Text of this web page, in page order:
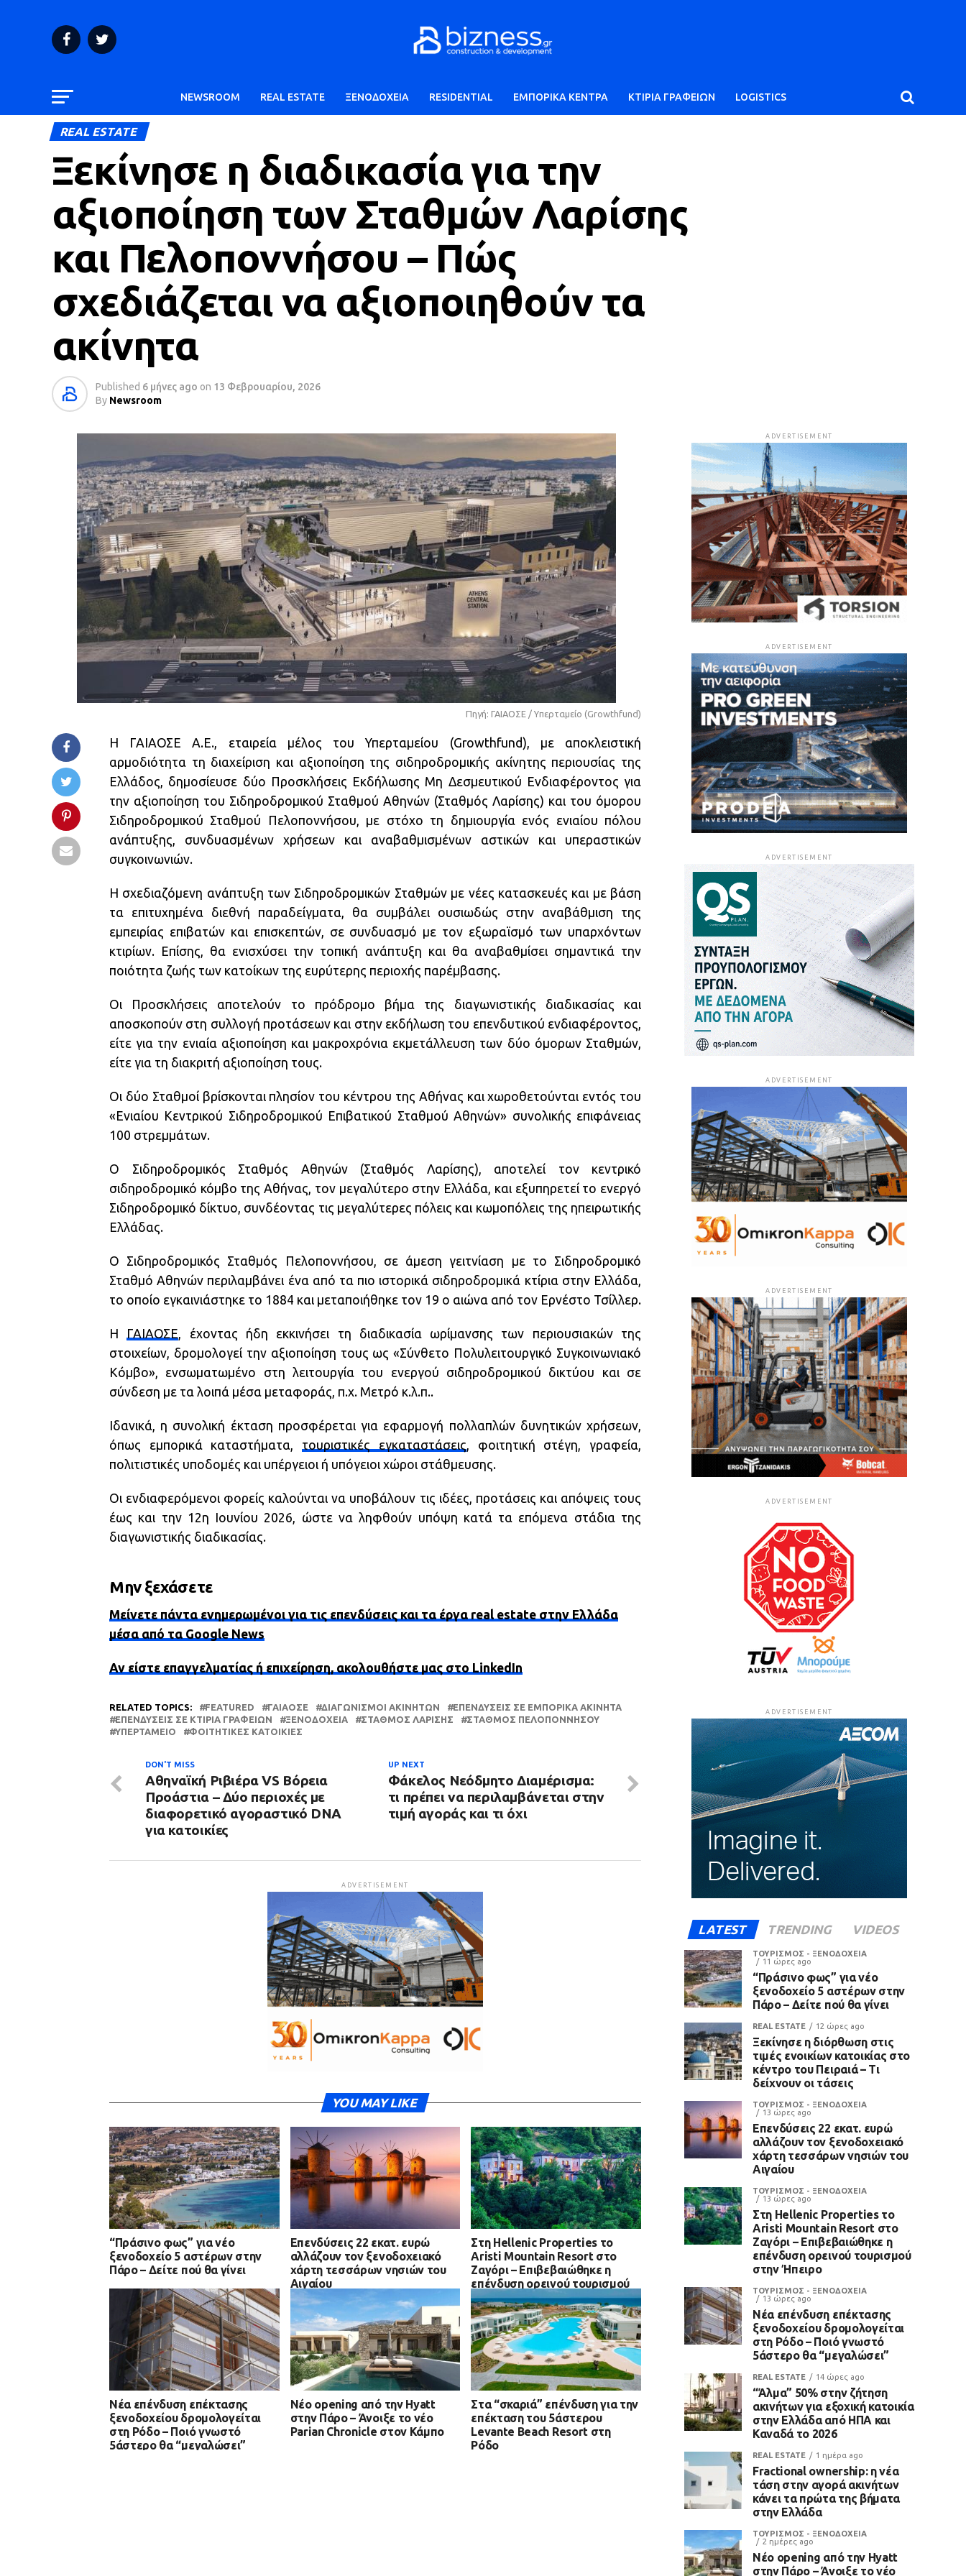
NEWSROOM REAL ESTATE ΞΕΝΟΔΟΧΕΙΑ RESIDENTIAL ΕΜΠΟΡΙΚΑ ΚΕΝΤΡΑ ΚΤΙΡΙΑ ΓΡΑΦΕΙΩΝ LOGISTICS
REAL ESTATE
Ξεκίνησε η διαδικασία για την
αξιοποίηση των Σταθμών Λαρίσης
και Πελοποννήσου – Πώς
σχεδιάζεται να αξιοποιηθούν τα
ακίνητα
Published 6 μήνες ago on 13 Φεβρουαρίου, 2026
By Newsroom
Πηγή: ΓΑΙΑΟΣΕ / Υπερταμείο (Growthfund)
Η ΓΑΙΑΟΣΕ Α.Ε., εταιρεία μέλος του Υπερταμείου (Growthfund), με αποκλειστική
αρμοδιότητα τη διαχείριση και αξιοποίηση της σιδηροδρομικής ακίνητης περιουσίας της
Ελλάδος, δημοσίευσε δύο Προσκλήσεις Εκδήλωσης Μη Δεσμευτικού Ενδιαφέροντος για
την αξιοποίηση του Σιδηροδρομικού Σταθμού Αθηνών (Σταθμός Λαρίσης) και του όμορου
Σιδηροδρομικού Σταθμού Πελοποννήσου, με στόχο τη δημιουργία ενός ενιαίου πόλου
ανάπτυξης, συνδυασμένων χρήσεων και αναβαθμισμένων αστικών και υπεραστικών
συγκοινωνιών.
Η σχεδιαζόμενη ανάπτυξη των Σιδηροδρομικών Σταθμών με νέες κατασκευές και με βάση
τα επιτυχημένα διεθνή παραδείγματα, θα συμβάλει ουσιωδώς στην αναβάθμιση της
εμπειρίας επιβατών και επισκεπτών, σε συνδυασμό με τον εξωραϊσμό των υπαρχόντων
κτιρίων. Επίσης, θα ενισχύσει την τοπική ανάπτυξη και θα αναβαθμίσει σημαντικά την
ποιότητα ζωής των κατοίκων της ευρύτερης περιοχής παρέμβασης.
Οι Προσκλήσεις αποτελoύν το πρόδρομο βήμα της διαγωνιστικής διαδικασίας και
αποσκοπούν στη συλλογή προτάσεων και στην εκδήλωση του επενδυτικού ενδιαφέροντος,
είτε για την ενιαία αξιοποίηση και μακροχρόνια εκμετάλλευση των δύο όμορων Σταθμών,
είτε για τη διακριτή αξιοποίηση τους.
Οι δύο Σταθμοί βρίσκονται πλησίον του κέντρου της Αθήνας και χωροθετούνται εντός του
«Ενιαίου Κεντρικού Σιδηροδρομικού Επιβατικού Σταθμού Αθηνών» συνολικής επιφάνειας
100 στρεμμάτων.
Ο Σιδηροδρομικός Σταθμός Αθηνών (Σταθμός Λαρίσης), αποτελεί τον κεντρικό
σιδηροδρομικό κόμβο της Αθήνας, τον μεγαλύτερο στην Ελλάδα, και εξυπηρετεί το ενεργό
Σιδηροδρομικό δίκτυο, συνδέοντας τις μεγαλύτερες πόλεις και κωμοπόλεις της ηπειρωτικής
Ελλάδας.
Ο Σιδηροδρομικός Σταθμός Πελοποννήσου, σε άμεση γειτνίαση με το Σιδηροδρομικό
Σταθμό Αθηνών περιλαμβάνει ένα από τα πιο ιστορικά σιδηροδρομικά κτίρια στην Ελλάδα,
το οποίο εγκαινιάστηκε το 1884 και μεταποιήθηκε τον 19 ο αιώνα από τον Ερνέστο Τσίλλερ.
Η ΓΑΙΑΟΣΕ, έχοντας ήδη εκκινήσει τη διαδικασία ωρίμανσης των περιουσιακών της
στοιχείων, δρομολογεί την αξιοποίηση τους ως «Σύνθετο Πολυλειτουργικό Συγκοινωνιακό
Κόμβο», ενσωματωμένο στη λειτουργία του ενεργού σιδηροδρομικού δικτύου και σε
σύνδεση με τα λοιπά μέσα μεταφοράς, π.χ. Μετρό κ.λ.π..
Ιδανικά, η συνολική έκταση προσφέρεται για εφαρμογή πολλαπλών δυνητικών χρήσεων,
όπως εμπορικά καταστήματα, τουριστικές εγκαταστάσεις, φοιτητική στέγη, γραφεία,
πολιτιστικές υποδομές και υπέργειοι ή υπόγειοι χώροι στάθμευσης.
Οι ενδιαφερόμενοι φορείς καλούνται να υποβάλουν τις ιδέες, προτάσεις και απόψεις τους
έως και την 12η Ιουνίου 2026, ώστε να ληφθούν υπόψη κατά τα επόμενα στάδια της
διαγωνιστικής διαδικασίας.
Μην ξεχάσετε
Μείνετε πάντα ενημερωμένοι για τις επενδύσεις και τα έργα real estate στην Ελλάδα
μέσα από τα Google News
Αν είστε επαγγελματίας ή επιχείρηση, ακολουθήστε μας στο LinkedIn
RELATED TOPICS: FEATURED ΓΑΙΑΟΣΕ ΔΙΑΓΩΝΙΣΜΟΊ ΑΚΙΝΉΤΩΝ
ΕΠΕΝΔΎΣΕΙΣ ΣΕ ΕΜΠΟΡΙΚΆ ΑΚΊΝΗΤΑ
ΕΠΕΝΔΎΣΕΙΣ ΣΕ ΚΤΊΡΙΑ ΓΡΑΦΕΊΩΝ
ΞΕΝΟΔΟΧΕΊΑ ΣΤΑΘΜΌΣ ΛΑΡΊΣΗΣ
ΣΤΑΘΜΌΣ ΠΕΛΟΠΟΝΝΉΣΟΥ
ΥΠΕΡΤΑΜΕΊΟ
ΦΟΙΤΗΤΙΚΈΣ ΚΑΤΟΙΚΊΕΣ
UP NEXT
Φάκελος Νεόδμητο Διαμέρισμα:
τι πρέπει να περιλαμβάνεται στην
τιμή αγοράς και τι όχι
DON'T MISS
Αθηναϊκή Ριβιέρα VS Βόρεια
Προάστια – Δύο περιοχές με
διαφορετικό αγοραστικό DNA
για κατοικίες
ADVERTISEMENT
YOU MAY LIKE
“Πράσινο φως” για νέο
ξενοδοχείο 5 αστέρων στην
Πάρο – Δείτε πού θα γίνει
Επενδύσεις 22 εκατ. ευρώ
αλλάζουν τον ξενοδοχειακό
χάρτη τεσσάρων νησιών του
Αιγαίου
Στη Hellenic Properties το
Aristi Mountain Resort στο
Ζαγόρι – Επιβεβαιώθηκε η
επένδυση ορεινού τουρισμού
στην Ήπειρο
Νέα επένδυση επέκτασης
ξενοδοχείου δρομολογείται
στη Ρόδο – Ποιό γνωστό
5άστερο θα “μεγαλώσει”
Νέο opening από την Hyatt
στην Πάρο – Άνοιξε το νέο
Parian Chronicle στον Κάμπο
Στα “σκαριά” επένδυση για την
επέκταση του 5άστερου
Levante Beach Resort στη
Ρόδο
ADVERTISEMENT
ADVERTISEMENT
ADVERTISEMENT
ADVERTISEMENT
ADVERTISEMENT
ADVERTISEMENT
ADVERTISEMENT
LATEST TRENDING VIDEOS
ΤΟΥΡΙΣΜΟΣ - ΞΕΝΟΔΟΧΕΙΑ
11 ώρες ago
“Πράσινο φως” για νέο
ξενοδοχείο 5 αστέρων στην
Πάρο – Δείτε πού θα γίνει
REAL ESTATE 12 ώρες ago
Ξεκίνησε η διόρθωση στις
τιμές ενοικίων κατοικίας στο
κέντρο του Πειραιά – Τι
δείχνουν οι τάσεις
ΤΟΥΡΙΣΜΟΣ - ΞΕΝΟΔΟΧΕΙΑ
13 ώρες ago
Επενδύσεις 22 εκατ. ευρώ
αλλάζουν τον ξενοδοχειακό
χάρτη τεσσάρων νησιών του
Αιγαίου
ΤΟΥΡΙΣΜΟΣ - ΞΕΝΟΔΟΧΕΙΑ
13 ώρες ago
Στη Hellenic Properties το
Aristi Mountain Resort στο
Ζαγόρι – Επιβεβαιώθηκε η
επένδυση ορεινού τουρισμού
στην Ήπειρο
ΤΟΥΡΙΣΜΟΣ - ΞΕΝΟΔΟΧΕΙΑ
13 ώρες ago
Νέα επένδυση επέκτασης
ξενοδοχείου δρομολογείται
στη Ρόδο – Ποιό γνωστό
5άστερο θα “μεγαλώσει”
REAL ESTATE 14 ώρες ago
“Άλμα” 50% στην ζήτηση
ακινήτων για εξοχική κατοικία
στην Ελλάδα από ΗΠΑ και
Καναδά το 2026
REAL ESTATE 1 ημέρα ago
Fractional ownership: η νέα
τάση στην αγορά ακινήτων
κάνει τα πρώτα της βήματα
στην Ελλάδα
ΤΟΥΡΙΣΜΟΣ - ΞΕΝΟΔΟΧΕΙΑ
2 ημέρες ago
Νέο opening από την Hyatt
στην Πάρο – Άνοιξε το νέο